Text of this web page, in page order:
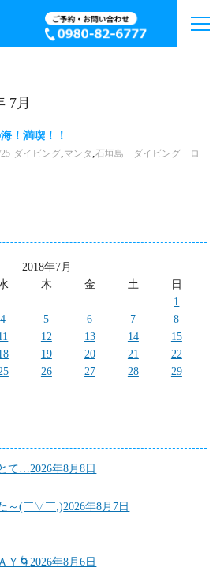
7月
！満喫！！
ダイビング,マンタ ,石垣島 ダイビング ロ
2018年7月
木 金 土
日
1
4 5 6 7
8
12 13 14
15
19 20 21
22
26 27 28
29
て…2026年8月8日
～(￣▽￣;)2026年8月7日
Ｙ🌀2026年8月6日